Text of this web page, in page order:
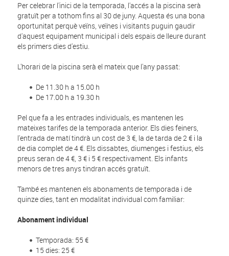
Per celebrar l'inici de la temporada, l'accés a la piscina serà
gratuït per a tothom fins al 30 de juny. Aquesta és una bona
oportunitat perquè veïns, veïnes i visitants puguin gaudir
d'aquest equipament municipal i dels espais de lleure durant
els primers dies d'estiu.
L'horari de la piscina serà el mateix que l'any passat:
De 11.30 h a 15.00 h
De 17.00 h a 19.30 h
Pel que fa a les entrades individuals, es mantenen les
mateixes tarifes de la temporada anterior. Els dies feiners,
l'entrada de matí tindrà un cost de 3 €, la de tarda de 2 € i la
de dia complet de 4 €. Els dissabtes, diumenges i festius, els
preus seran de 4 €, 3 € i 5 € respectivament. Els infants
menors de tres anys tindran accés gratuït.
També es mantenen els abonaments de temporada i de
quinze dies, tant en modalitat individual com familiar:
Abonament individual
Temporada: 55 €
15 dies: 25 €